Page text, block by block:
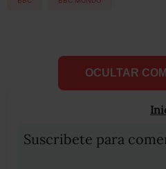
OCULTAR
Suscribete para